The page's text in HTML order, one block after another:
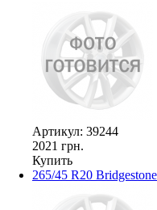
Артикул: 39244
2021 грн.
Купить
265/45 R20